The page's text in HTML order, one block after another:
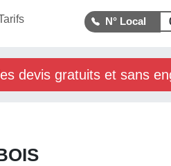
devis gratuits et sans